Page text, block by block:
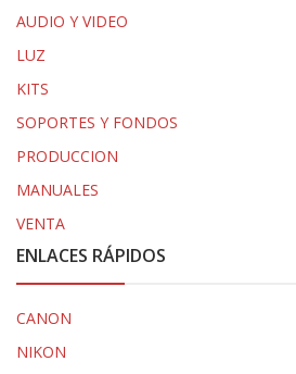
AUDIO Y VIDEO
LUZ
KITS
SOPORTES Y FONDOS
PRODUCCION
MANUALES
VENTA
ENLACES RÁPIDOS
CANON
NIKON